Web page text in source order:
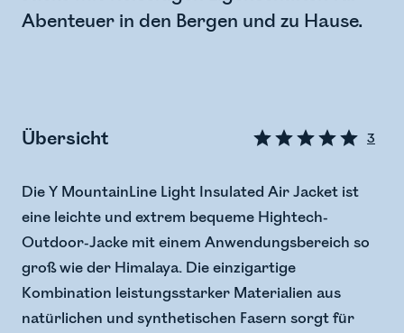
Abenteuer in den Bergen und zu Hause.
Übersicht 3
Die Y MountainLine Light Insulated Air Jacket ist
eine leichte und extrem bequeme Hightech-
Outdoor-Jacke mit einem Anwendungsbereich so
groß wie der Himalaya. Die einzigartige
Kombination leistungsstarker Materialien aus
natürlichen und synthetischen Fasern sorgt für